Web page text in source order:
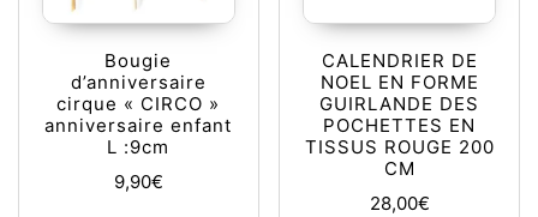
Bougie
d’anniversaire
cirque « CIRCO »
anniversaire enfant
L :9cm
9,90€
CALENDRIER DE
NOEL EN FORME
GUIRLANDE DES
POCHETTES EN
TISSUS ROUGE 200
CM
28,00€